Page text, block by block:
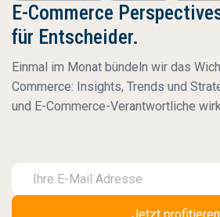
E-Commerce
für Entscheider.
Einmal im Monat bündeln wir das
Commerce: Insights, Trends und
und E-Commerce-Verantwortliche